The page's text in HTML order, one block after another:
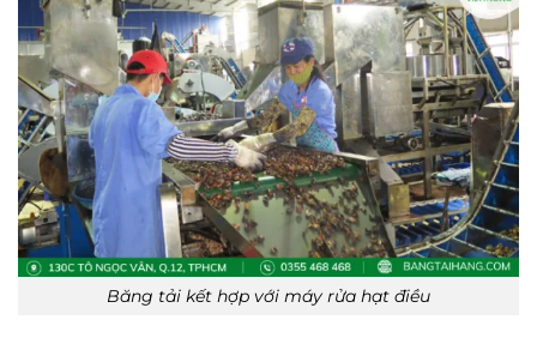
Băng tải kết hợp với máy rửa hạt điều